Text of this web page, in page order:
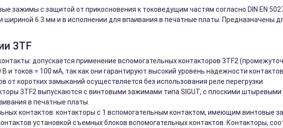
зажимы с защитой от прикосновения к токоведущим частям согласно DIN EN
6.3 мм и в исполнении для впаивания в печатные платы. Предназначены
3TF
допускается применение вспомогательных контакторов 3TF2
и токов = 100 мА, так как они гарантируют высокий уровень надежности контактов
от коротких замыканий осуществляется без использования реле перегрузки
3TF2 выпускаются с винтовыми зажимами типа SIGUT, с плоскими
в печатные платы.
контактов: контакторы с 1 вспомогательным контактом, имеющим винтовые
установкой съемных блоков вспомогательных контактов. Контакторы,